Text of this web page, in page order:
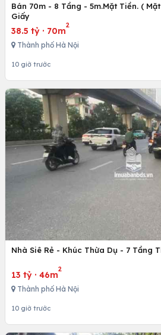
Bán 70m - 8 Tầng - 5m.Mặt Tiền. (
Giấy
38.5 tỷ · 70m
2
Thành phố Hà Nội
10 giờ trước
Nhà Siê Rẻ - Khúc Thừa Dụ - 7 Tầng
13 tỷ · 46m
2
Thành phố Hà Nội
10 giờ trước